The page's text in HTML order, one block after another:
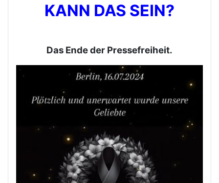
KANN DAS SEIN?
Das Ende der Pressefreiheit.